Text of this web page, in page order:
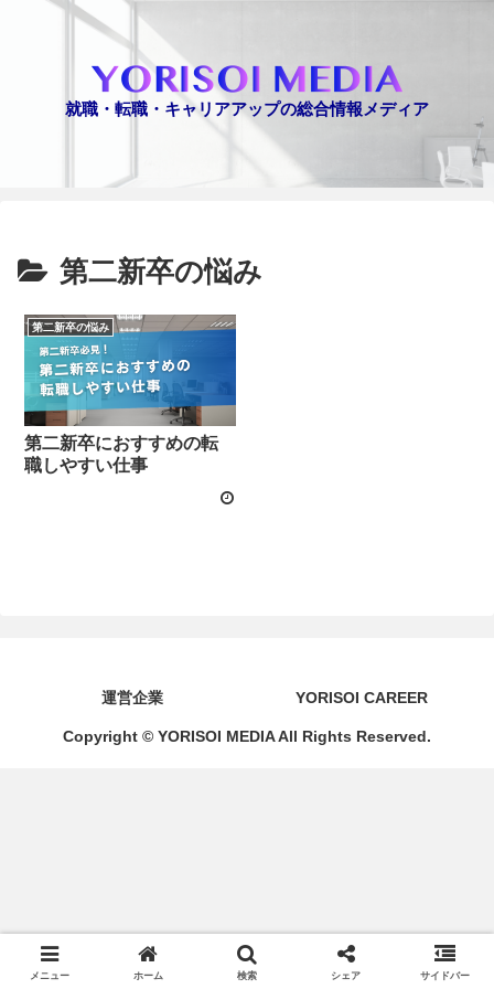
就職・転職・キャリアアップの総合情報メディア
第二新卒の悩み
第二新卒の悩み
第二新卒におすすめの転
職しやすい仕事
運営企業 YORISOI CAREER
Copyright © YORISOI MEDIA All Rights Reserved.
メニュー ホーム 検索 シェア サイドバー